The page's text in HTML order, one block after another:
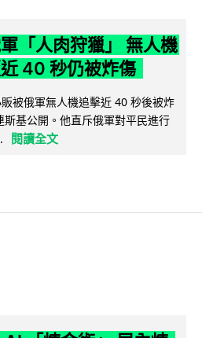
「人肉狩獵」 無人機
40 秒仍被炸傷
被俄軍無人機追擊近 40 秒後被炸
基公開。他直斥俄軍對平民進行
閱讀全文